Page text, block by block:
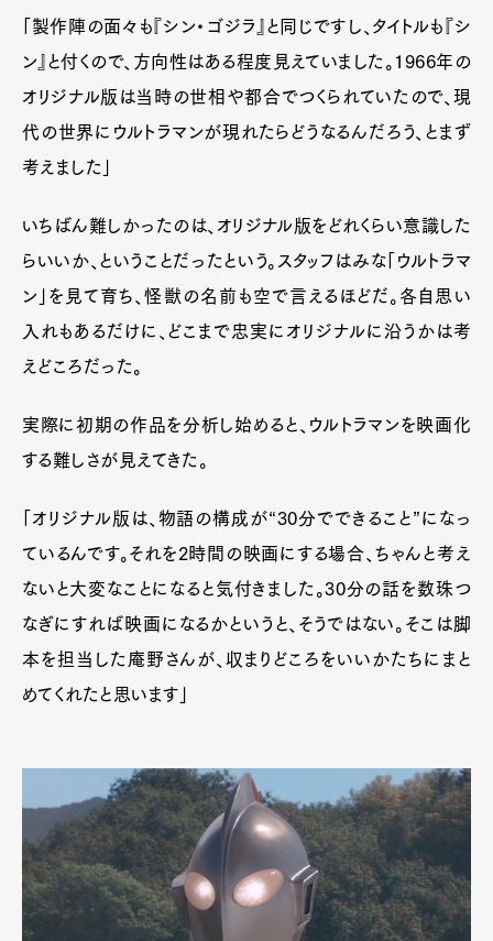
「製作陣の面々も『シン・ゴジラ』と同じですし、タイトルも『シ
ン』と付くので、方向性はある程度見えていました。1966年の
オリジナル版は当時の世相や都合でつくられていたので、現
代の世界にウルトラマンが現れたらどうなるんだろう、とまず
考えました」
いちばん難しかったのは、オリジナル版をどれくらい意識した
らいいか、ということだったという。スタッフはみな「ウルトラマ
ン」を見て育ち、怪獣の名前も空で言えるほどだ。各自思い
入れもあるだけに、どこまで忠実にオリジナルに沿うかは考
えどころだった。
実際に初期の作品を分析し始めると、ウルトラマンを映画化
する難しさが見えてきた。
「オリジナル版は、物語の構成が“30分でできること”になっ
ているんです。それを2時間の映画にする場合、ちゃんと考え
ないと大変なことになると気付きました。30分の話を数珠つ
なぎにすれば映画になるかというと、そうではない。そこは脚
本を担当した庵野さんが、収まりどころをいいかたちにまと
めてくれたと思います」